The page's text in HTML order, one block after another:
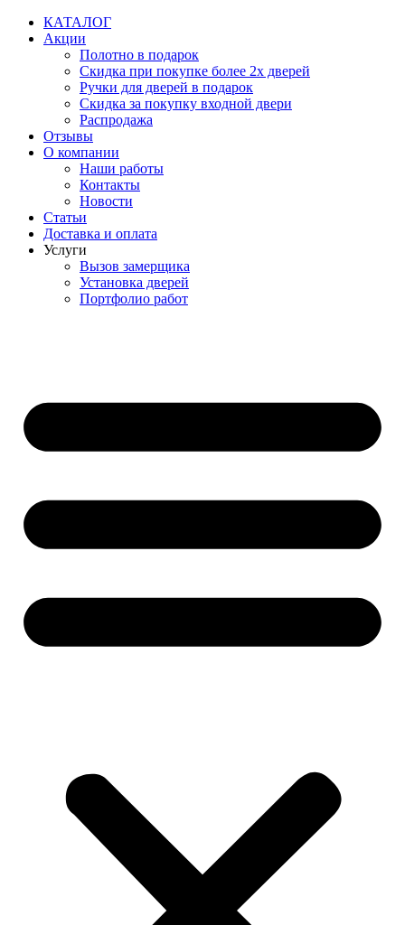
Перейти
содержимому
КАТАЛОГ
Акции
Полотно в подарок
Скидка при покупке более 2х дверей
Ручки для дверей в подарок
Скидка за покупку входной двери
Распродажа
Отзывы
О компании
Наши работы
Контакты
Новости
Статьи
Доставка и оплата
Услуги
Вызов замерщика
Установка дверей
Портфолио работ